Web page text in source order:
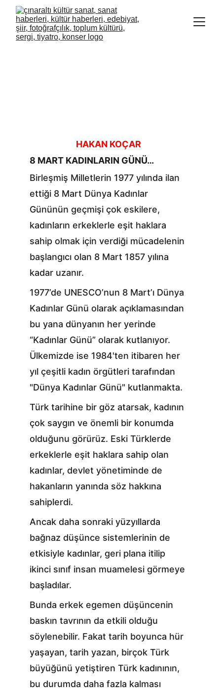
8 MART KADINLARIN GÜNÜ…
Birleşmiş Milletlerin 1977 yılında ilan
ettiği 8 Mart Dünya Kadınlar
Gününün geçmişi çok eskilere,
kadınların erkeklerle eşit haklara
sahip olmak için verdiği mücadelenin
başlangıcı olan 8 Mart 1857 yılına
kadar uzanır.
1977’de UNESCO’nun 8 Mart’ı Dünya
Kadınlar Günü olarak açıklamasından
bu yana dünyanın her yerinde
“Kadınlar Günü” olarak kutlanıyor.
Ülkemizde ise 1984'ten itibaren her
yıl çeşitli kadın örgütleri tarafından
"Dünya Kadınlar Günü" kutlanmakta.
Türk tarihine bir göz atarsak, kadının
çok saygın ve önemli bir konumda
olduğunu görürüz. Eski Türklerde
erkeklerle eşit haklara sahip olan
kadınlar, devlet yönetiminde de
hakanların yanında söz hakkına
sahiplerdi.
Ancak daha sonraki yüzyıllarda
bağnaz düşünce sistemlerinin de
etkisiyle kadınlar, geri plana itilip
ikinci sınıf insan muamelesi görmeye
başladılar.
Bunda erkek egemen düşüncenin
baskın tavrının da etkili olduğu
söylenebilir. Fakat tarih boyunca hür
yaşayan, tarih yazan, birçok Türk
büyüğünü yetiştiren Türk kadınının,
bu durumda daha fazla kalması
HAKAN KOÇAR